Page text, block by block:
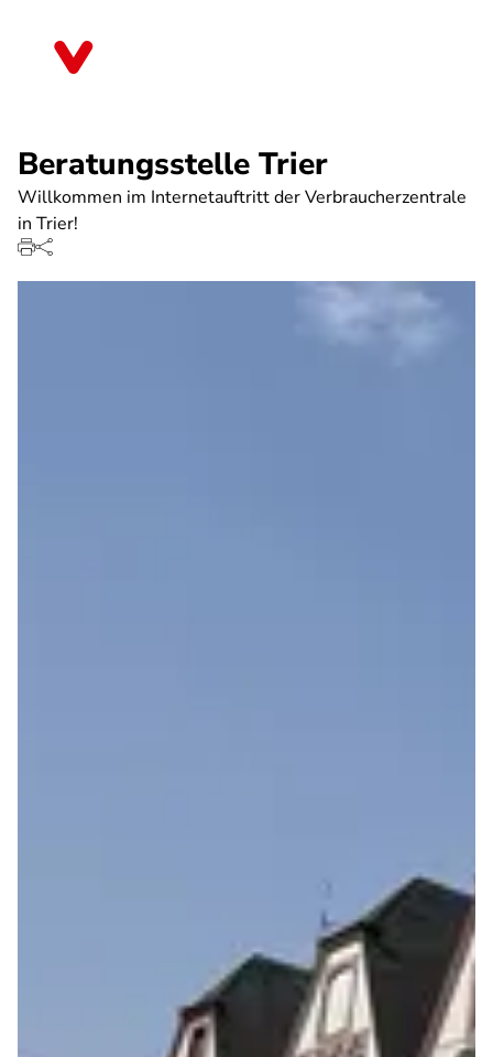
Beratungsstelle Trier
Willkommen im Internetauftritt der Verbraucherzentrale
in Trier!